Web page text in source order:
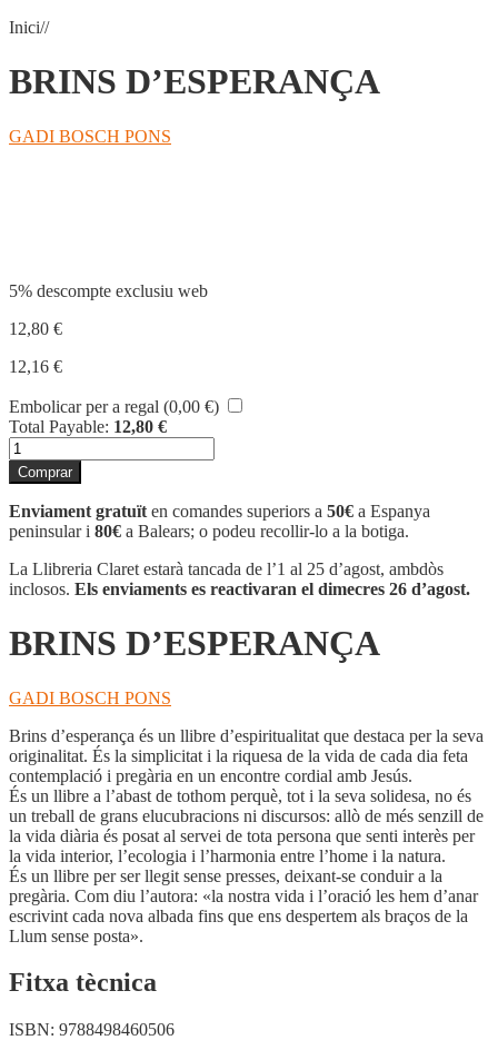
Inici//
BRINS D’ESPERANÇA
GADI BOSCH PONS
5% descompte exclusiu web
12,80 €
12,16 €
Embolicar per a regal (0,00 €)
Total Payable: 12,80 €
quantitat
de
BRINS
D'ESPERANÇA
Comprar
Enviament gratuït en comandes superiors a 50€ a Espanya
peninsular i 80€ a Balears; o podeu recollir-lo a la botiga.
La Llibreria Claret estarà tancada de l’1 al 25 d’agost, ambdòs
inclosos. Els enviaments es reactivaran el dimecres 26 d’agost.
BRINS D’ESPERANÇA
GADI BOSCH PONS
Brins d’esperança és un llibre d’espiritualitat que destaca per la seva
originalitat. És la simplicitat i la riquesa de la vida de cada dia feta
contemplació i pregària en un encontre cordial amb Jesús.
És un llibre a l’abast de tothom perquè, tot i la seva solidesa, no és
un treball de grans elucubracions ni discursos: allò de més senzill de
la vida diària és posat al servei de tota persona que senti interès per
la vida interior, l’ecologia i l’harmonia entre l’home i la natura.
És un llibre per ser llegit sense presses, deixant-se conduir a la
pregària. Com diu l’autora: «la nostra vida i l’oració les hem d’anar
escrivint cada nova albada fins que ens despertem als braços de la
Llum sense posta».
Fitxa tècnica
ISBN: 9788498460506